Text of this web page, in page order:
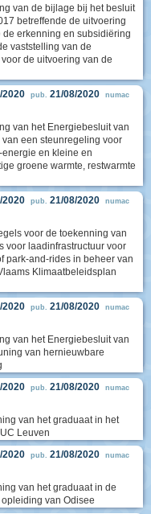
van de bijlage bij het besluit
betreffende de uitvoering
erkenning en subsidiëring
vaststelling van de
de uitvoering van de
2020 pub. 21/08/2020 numac
van het Energiebesluit van
een steunregeling voor
en kleine en
groene warmte, restwarmte
2020 pub. 21/08/2020 numac
voor de toekenning van
voor laadinfrastructuur voor
park-and-rides in beheer van
Klimaatbeleidsplan
2020 pub. 21/08/2020 numac
van het Energiebesluit van
van hernieuwbare
2020 pub. 21/08/2020 numac
van het graduaat in het
Leuven
2020 pub. 21/08/2020 numac
van het graduaat in de
van Odisee